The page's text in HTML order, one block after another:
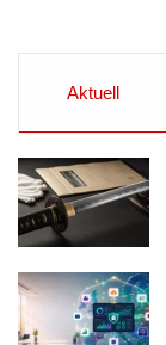
Aktuell